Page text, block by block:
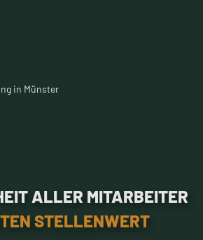
ALLER MIT­ARBEITER
STELLEN­WERT